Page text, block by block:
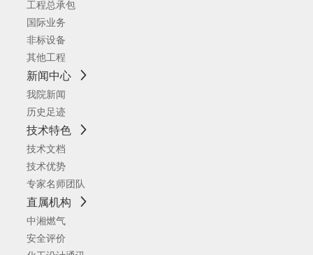
工程总承包
国际业务
非标设备
其他工程
新闻中心
我院新闻
历史足迹
技术特色
技术文档
技术优势
专家名师团队
直属机构
中湘燃气
安全评价